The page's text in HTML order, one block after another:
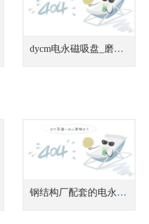
dycm电永磁吸盘_磨床用电永磁吸盘
钢结构厂配套的电永磁铁